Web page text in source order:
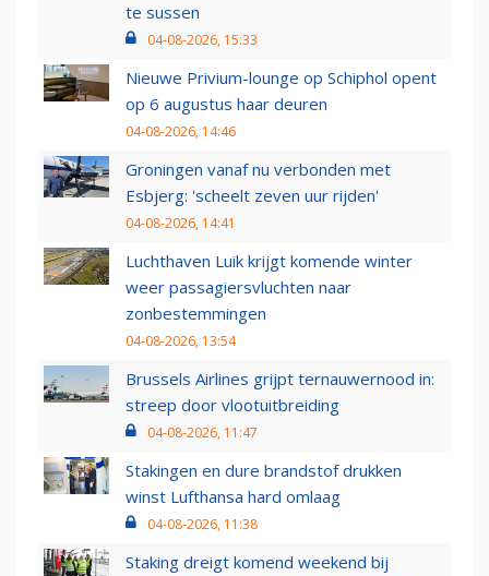
te sussen
04-08-2026, 15:33
Nieuwe Privium-lounge op Schiphol opent
op 6 augustus haar deuren
04-08-2026, 14:46
Groningen vanaf nu verbonden met
Esbjerg: 'scheelt zeven uur rijden'
04-08-2026, 14:41
Luchthaven Luik krijgt komende winter
weer passagiersvluchten naar
zonbestemmingen
04-08-2026, 13:54
Brussels Airlines grijpt ternauwernood in:
streep door vlootuitbreiding
04-08-2026, 11:47
Stakingen en dure brandstof drukken
winst Lufthansa hard omlaag
04-08-2026, 11:38
Staking dreigt komend weekend bij